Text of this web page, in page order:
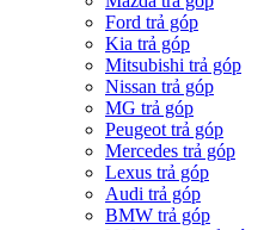
Ford trả góp
Kia trả góp
Mitsubishi trả góp
Nissan trả góp
MG trả góp
Peugeot trả góp
Mercedes trả góp
Lexus trả góp
Audi trả góp
BMW trả góp